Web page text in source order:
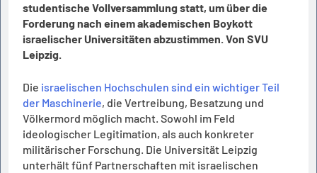
studentische Vollversammlung statt, um über die
Forderung nach einem akademischen Boykott
israelischer Universitäten abzustimmen. Von SVU
Leipzig.
Die israelischen Hochschulen sind ein wichtiger Teil
der Maschinerie, die Vertreibung, Besatzung und
Völkermord möglich macht. Sowohl im Feld
ideologischer Legitimation, als auch konkreter
militärischer Forschung. Die Universität Leipzig
unterhält fünf Partnerschaften mit israelischen